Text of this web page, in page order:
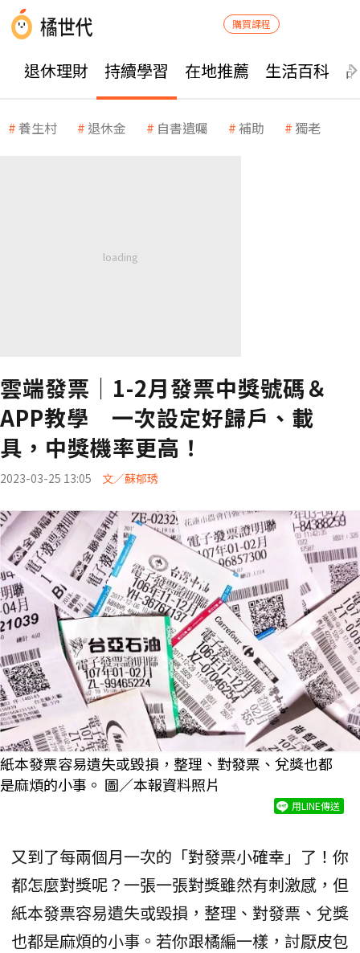
購買課程
退休理財 持續學習 在地推薦 生活百科
養生村 退休金 自書遺囑 補助 獨老
雲端發票｜1-2月發票中獎號碼＆
APP教學 一次設定好歸戶、載
具，中獎機率更高！
2023-03-25 13:05 文／蘇郁琇
紙本發票容易遺失或毀損，整理、對發票、兌獎也都
是麻煩的小事。 圖／本報資料照片
用LINE傳送
又到了每兩個月一次的「對發票小確幸」了！你
都怎麼對獎呢？一張一張對獎雖然有刺激感，但
紙本發票容易遺失或毀損，整理、對發票、兌獎
也都是麻煩的小事。若你跟橘編一樣，討厭皮包